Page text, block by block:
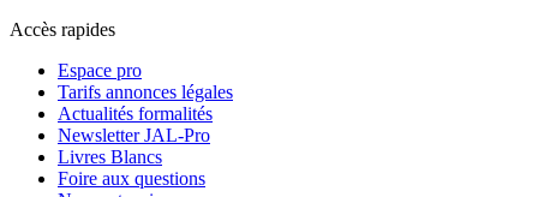
Accès rapides
Espace pro
Tarifs annonces légales
Actualités formalités
Newsletter JAL-Pro
Livres Blancs
Foire aux questions